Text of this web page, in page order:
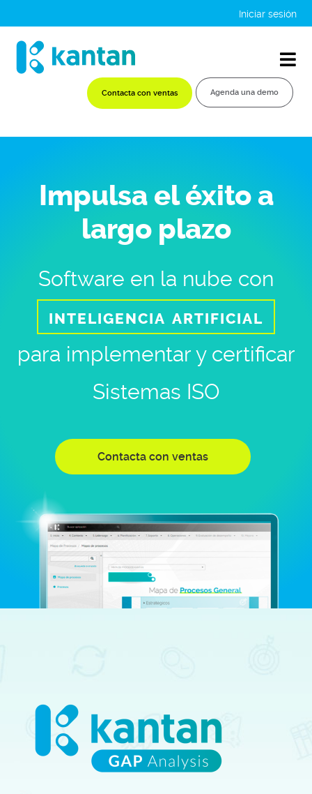
Iniciar sesión
Contacta con ventas Agenda una demo
Impulsa el éxito a
largo plazo
Software en la nube con
inteligencia artificial
para implementar y certificar
Sistemas ISO
Contacta con ventas